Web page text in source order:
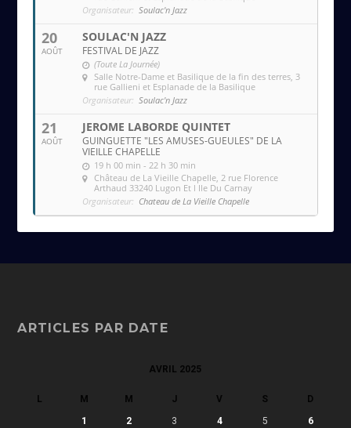
Organisateur: Soulac'n Jazz
20
AOÛT
SOULAC'N JAZZ
FESTIVAL DE JAZZ
(Toute La Journée)
Salle Notre-Dame et Basilique de la fin des terres, 3
rue Gallieni et Esplanade de la Basilique
Organisateur: Soulac'n Jazz
21
AOÛT
JEROME LABORDE QUINTET
GUINGUETTE "LES AMUSES-GUEULES" DE LA
VIEILLE CHAPELLE
19 h 00 min - 22 h 30 min
Château de La Vieille Chapelle, 2 rue Florence
Arthaud 33240 Lugon Et l Ile Du Carnay
Organisateur: Chateau de La Vieille Chapelle
ARTICLES PAR DATE
AVRIL 2025
L M M J V S D
1 2 3 4 5 6